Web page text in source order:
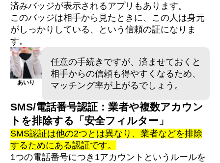
済みバッジが表示されるアプリもあります。
このバッジは相手から見たときに、この人は身元
がしっかりしている、という信頼の証になりま
す。
あいり
任意の手続きですが、済ませておくと
相手からの信頼も得やすくなるため、
マッチング率が上がるでしょう。
SMS/電話番号認証：業者や複数アカウン
トを排除する「安全フィルター」
SMS認証は他の2つとは異なり、業者などを排除
するためにある認証です。
1つの電話番号につき1アカウントというルールを